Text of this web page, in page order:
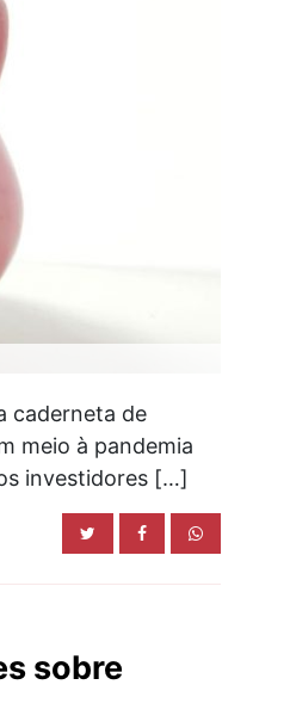
caderneta de
meio à pandemia
investidores […]
sobre